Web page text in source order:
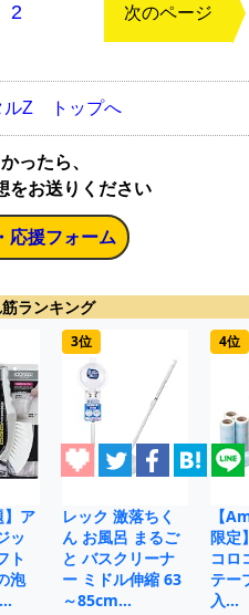
2 次のページ
ルZ トップへ
ったら、
をお送りください
応援フォーム
ランキング
】ア
ッ
ト
泡
3位
レック 激落ちく
ん お風呂 まるご
と バスクリーナ
ー ミドル伸縮 63
～85cm…
4位
【
限定
コロ
テー
入…